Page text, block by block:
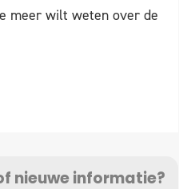
meer wilt weten over de
nieuwe informatie?